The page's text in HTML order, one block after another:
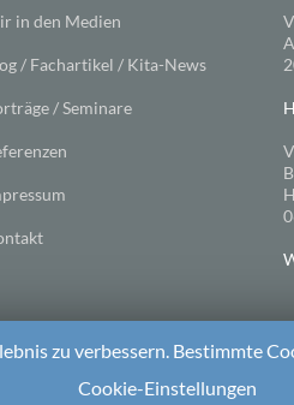
in den Medien
/ Fachartikel / Kita-News
/ Seminare
zu verbessern. Bestimmte
Cookie-Einstellungen